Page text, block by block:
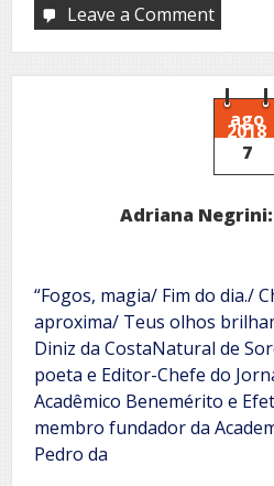
Leave a Commenton
Christi
ago
2018
7
Adriana
“Fogos, magia/ Fim do dia./
aproxima/ Teus olhos
Diniz da CostaNatural de
poeta e Editor-Chefe do
Acadêmico Benemérito e
membro fundador da
Pedro da